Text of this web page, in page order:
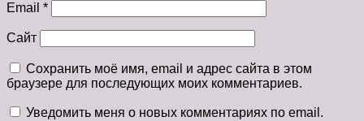
Email *
Сайт
Сохранить моё имя, email и адрес сайта в этом
браузере для последующих моих комментариев.
Уведомить меня о новых комментариях по email.